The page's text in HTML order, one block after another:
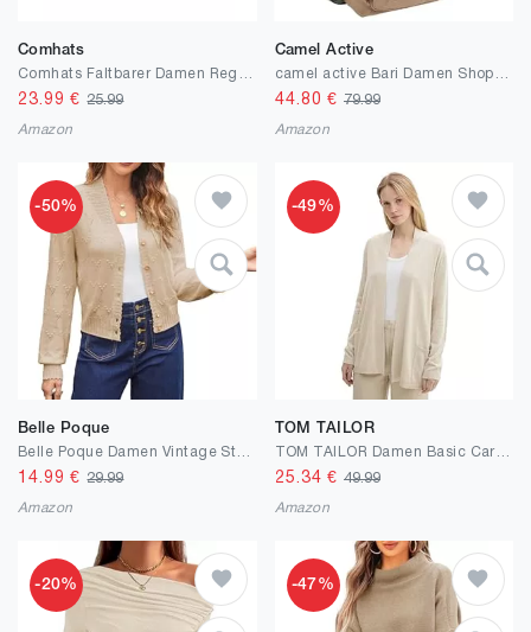
Comhats
23.99 €25.99
Amazon
Camel Active
44.80 € 79.99
Amazon
-50%
Belle Poque
14.99 €29.99
Amazon
-49%
TOM TAILOR
TOM TAILOR Damen Basic Cardigan Strickjacke
25.34 € 49.99
Amazon
-20% -47%